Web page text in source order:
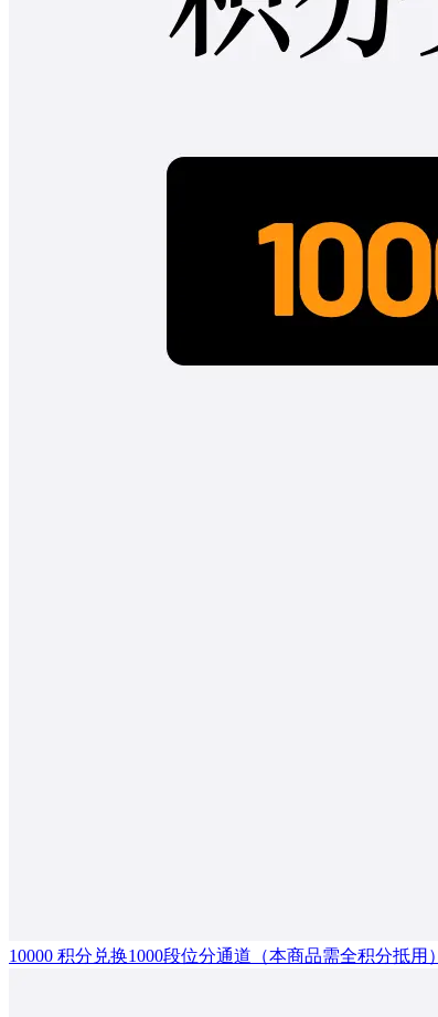
10000 积分兑换1000段位分通道（本商品需全积分抵用）